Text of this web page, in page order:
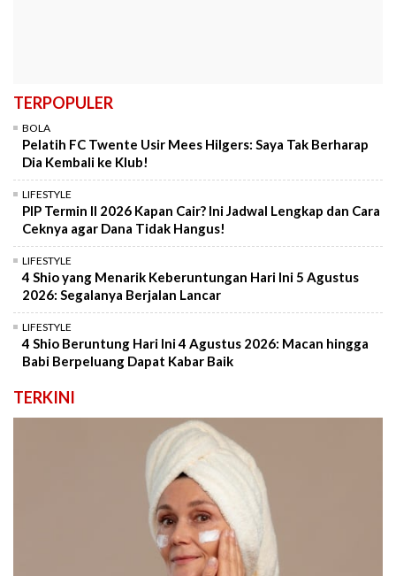
TERPOPULER
BOLA
Pelatih FC Twente Usir Mees Hilgers: Saya Tak Berharap
Dia Kembali ke Klub!
LIFESTYLE
PIP Termin II 2026 Kapan Cair? Ini Jadwal Lengkap dan Cara
Ceknya agar Dana Tidak Hangus!
LIFESTYLE
4 Shio yang Menarik Keberuntungan Hari Ini 5 Agustus
2026: Segalanya Berjalan Lancar
LIFESTYLE
4 Shio Beruntung Hari Ini 4 Agustus 2026: Macan hingga
Babi Berpeluang Dapat Kabar Baik
TERKINI